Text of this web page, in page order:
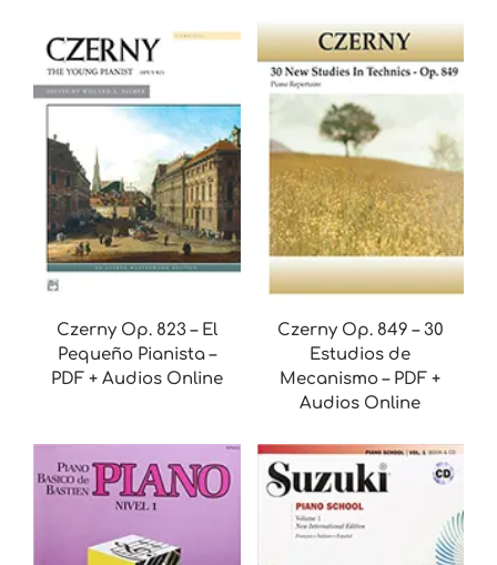
Czerny Op. 823 – El
Pequeño Pianista –
PDF + Audios Online
Czerny Op. 849 – 30
Estudios de
Mecanismo – PDF +
Audios Online